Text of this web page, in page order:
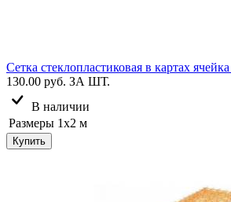
Сетка стеклопластиковая в картах
130.00 руб. ЗА ШТ.
В наличии
Размеры 1х2 м
Купить